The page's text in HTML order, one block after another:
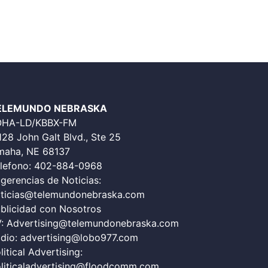
NEBRASKA
LD/KBBX-FM
John Galt Blvd., Ste 25
NE 68137
402-884-0968
de Noticias:
con Nosotros
Advertising@telemundonebraska.com
advertising@lobo977.com
Advertising: